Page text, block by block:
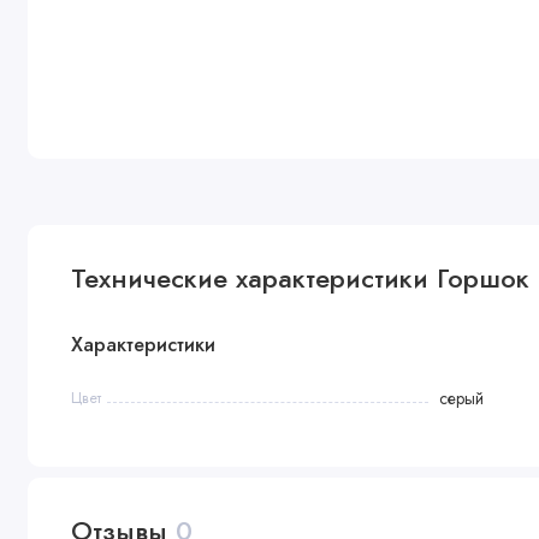
Технические характеристики
Характеристики
Цвет серый
Отзывы 0